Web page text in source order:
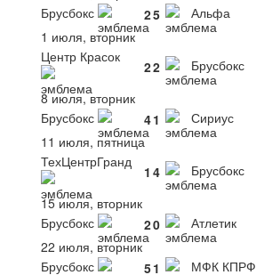
Брусбокс
25 Альфа
1 июля, вторник
Центр Красок
22 Брусбокс
8 июля, вторник
Брусбокс
41 Сириус
11 июля, пятница
ТехЦентрГранд
1 4 Брусбокс
15 июля, вторник
Брусбокс
20 Атлетик
22 июля, вторник
Брусбокс
51 МФК КПРФ